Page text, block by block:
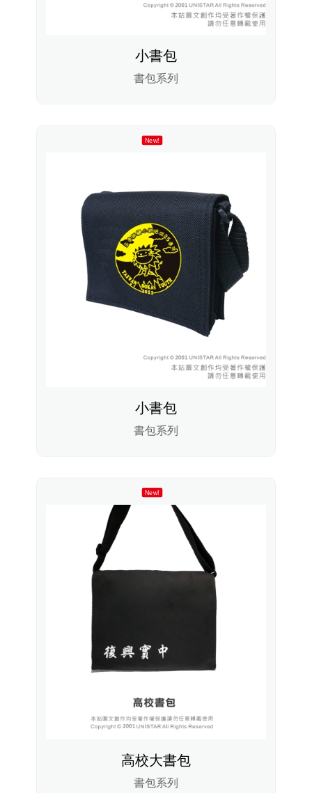
小書包
書包系列
New!
小書包
書包系列
New!
高校大書包
書包系列